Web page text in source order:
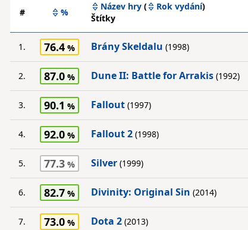
# %
Název hry ( Rok vydání)
Štítky
1. 76.4 Brány Skeldalu (1998)
2. 87.0 Dune II: Battle for Arrakis (1992)
3. 90.1 Fallout (1997)
4. 92.0 Fallout 2 (1998)
5. 77.3 Silver (1999)
6. 82.7 Divinity: Original Sin (2014)
7. 73.0 Dota 2 (2013)